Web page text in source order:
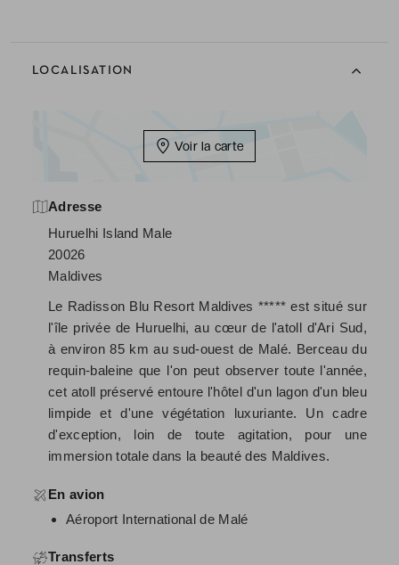
LOCALISATION
Voir la carte
Adresse
Huruelhi Island Male
20026
Maldives
Le Radisson Blu Resort Maldives ***** est situé sur
l'île privée de Huruelhi, au cœur de l'atoll d'Ari Sud,
à environ 85 km au sud-ouest de Malé. Berceau du
requin-baleine que l'on peut observer toute l'année,
cet atoll préservé entoure l'hôtel d'un lagon d'un bleu
limpide et d'une végétation luxuriante. Un cadre
d'exception, loin de toute agitation, pour une
immersion totale dans la beauté des Maldives.
En avion
Aéroport International de Malé
Transferts